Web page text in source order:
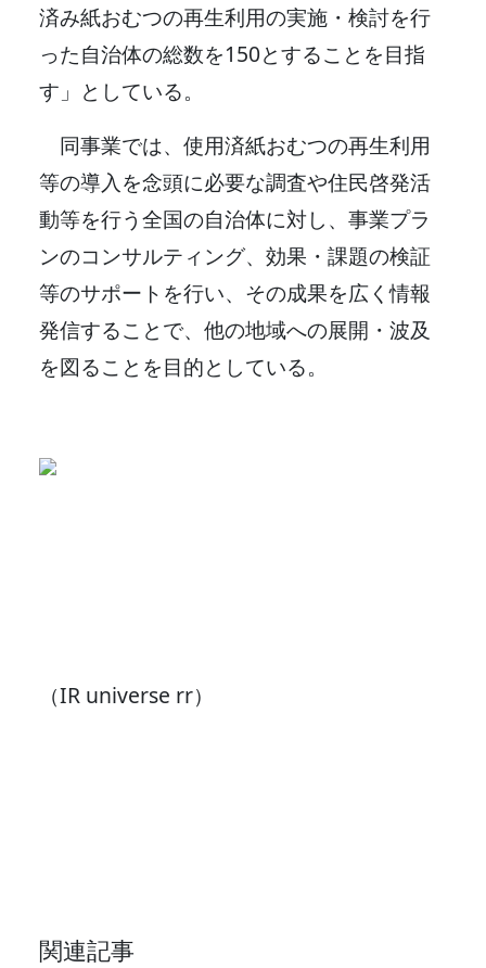
済み紙おむつの再生利用の実施・検討を行
った自治体の総数を150とすることを目指
す」としている。
同事業では、使用済紙おむつの再生利用
等の導入を念頭に必要な調査や住民啓発活
動等を行う全国の自治体に対し、事業プラ
ンのコンサルティング、効果・課題の検証
等のサポートを行い、その成果を広く情報
発信することで、他の地域への展開・波及
を図ることを目的としている。
（IR universe rr）
関連記事